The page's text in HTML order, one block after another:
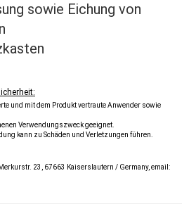
sowie Eichung von
und mit dem Produkt vertraute Anwender sowie
Verwendungszweck geeignet.
kann zu Schäden und Verletzungen führen.
23, 67663 Kaiserslautern / Germany, email: